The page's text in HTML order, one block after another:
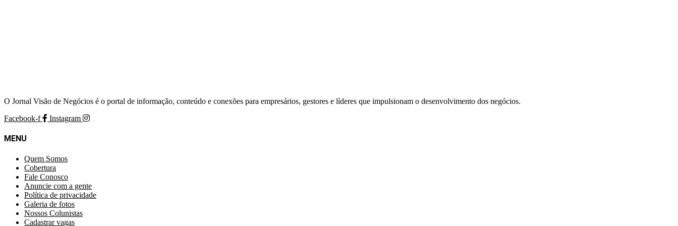
O Jornal Visão de Negócios é o portal de informação, conteúdo e conexões para empresários, gestores e líderes que impulsionam o desenvolvimento dos negócios.
Facebook-f
Instagram
MENU
Quem Somos
Cobertura
Fale Conosco
Anuncie com a gente
Política de privacidade
Galeria de fotos
Nossos Colunistas
Cadastrar vagas